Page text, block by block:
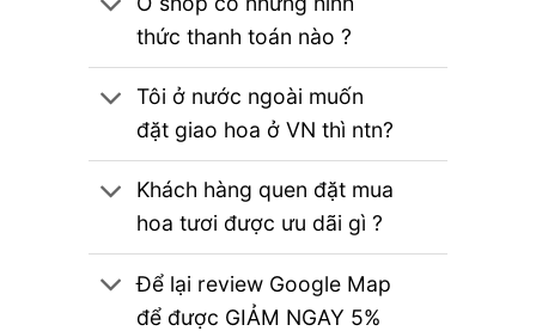
thức thanh toán nào ?
Tôi ở nước ngoài muốn
đặt giao hoa ở VN thì ntn?
Khách hàng quen đặt mua
hoa tươi được ưu dãi gì ?
Để lại review Google Map
để được GIẢM NGAY 5%